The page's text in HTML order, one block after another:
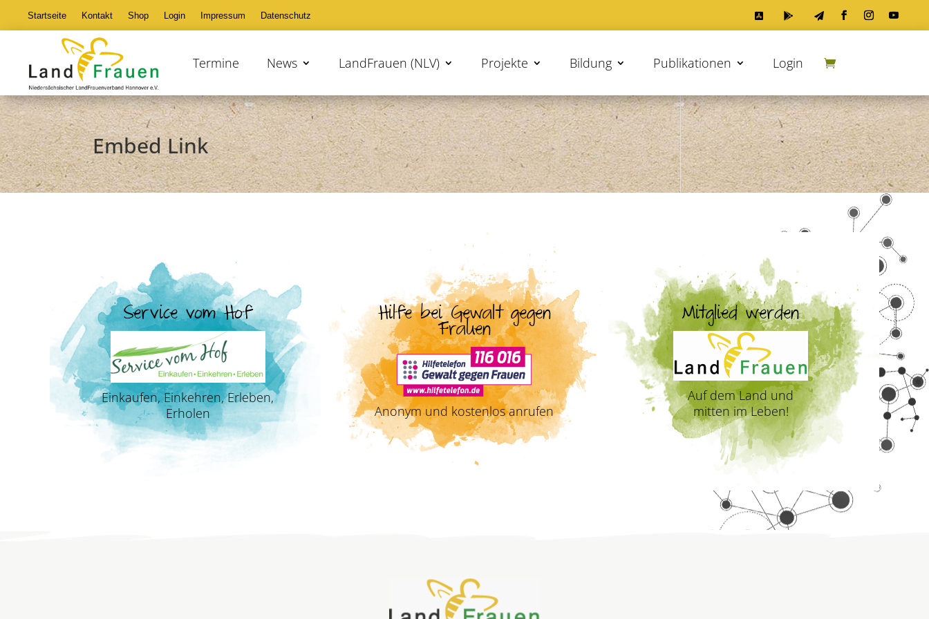
Startseite Kontakt Shop Login Impressum Datenschutz 


Termine News LandFrauen (NLV) Projekte Bildung Publikationen Login
Embed Link
Service vom Hof
Einkaufen, Einkehren, Erleben,
Erholen
Hilfe bei Gewalt gegen
Frauen
Anonym und kostenlos anrufen
Mitglied werden
Auf dem Land und
mitten im Leben!